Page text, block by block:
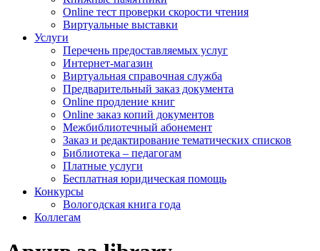
Online тест проверки скорости чтения
Виртуальные выставки
Услуги
Перечень предоставляемых услуг
Интернет-магазин
Виртуальная справочная служба
Предварительный заказ документа
Online продление книг
Online заказ копий документов
Межбиблиотечный абонемент
Заказ и редактирование тематических списков
Библиотека – педагогам
Платные услуги
Бесплатная юридическая помощь
Конкурсы
Вологодская книга года
Коллегам